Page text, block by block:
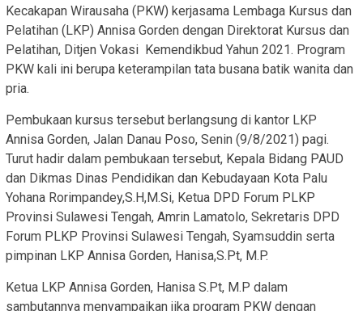
Kecakapan Wirausaha (PKW) kerjasama Lembaga Kursus dan
Pelatihan (LKP) Annisa Gorden dengan Direktorat Kursus dan
Pelatihan, Ditjen Vokasi Kemendikbud Yahun 2021. Program
PKW kali ini berupa keterampilan tata busana batik wanita dan
pria.
Pembukaan kursus tersebut berlangsung di kantor LKP
Annisa Gorden, Jalan Danau Poso, Senin (9/8/2021) pagi.
Turut hadir dalam pembukaan tersebut, Kepala Bidang PAUD
dan Dikmas Dinas Pendidikan dan Kebudayaan Kota Palu
Yohana Rorimpandey,S.H,M.Si, Ketua DPD Forum PLKP
Provinsi Sulawesi Tengah, Amrin Lamatolo, Sekretaris DPD
Forum PLKP Provinsi Sulawesi Tengah, Syamsuddin serta
pimpinan LKP Annisa Gorden, Hanisa,S.Pt, M.P.
Ketua LKP Annisa Gorden, Hanisa S.Pt, M.P dalam
sambutannya menyampaikan jika program PKW dengan